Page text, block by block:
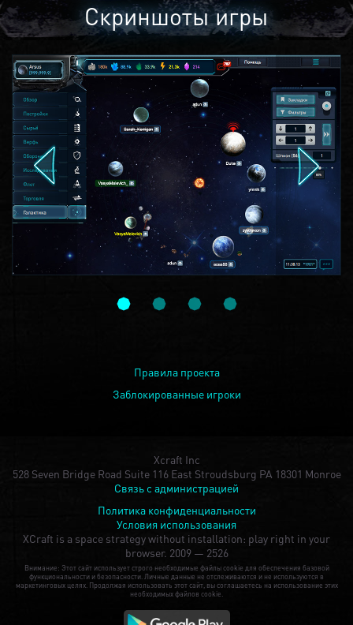
Скриншоты игры
Правила проекта
Заблокированные игроки
Xcraft Inc
528 Seven Bridge Road Suite 116 East Stroudsburg PA 18301 Monroe
Связь с администрацией
Политика конфиденциальности
Условия использования
XCraft is a space strategy without installation: play right in your
browser. 2009 — 2526
Внимание: Этот сайт использует строго необходимые файлы cookie для обеспечения базовой
функциональности и безопасности. Личные данные не отслеживаются и не используются в
маркетинговых целях. Продолжая использовать этот сайт, вы соглашаетесь на использование этих
необходимых файлов cookie.